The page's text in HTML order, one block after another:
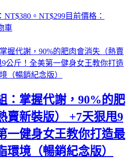
NT$380。 NT$299目前價格：
車
：掌握代謝，90%的肥
賣新裝版） +7天狠甩9
一健身女王教你打造最
環境（暢銷紀念版）